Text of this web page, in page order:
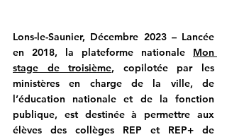
Lons-le-Saunier, Décembre 2023 – Lancée
en 2018, la plateforme nationale Mon
stage de troisième, copilotée par les
ministères en charge de la ville, de
l’éducation nationale et de la fonction
publique, est destinée à permettre aux
élèves des collèges REP et REP+ de